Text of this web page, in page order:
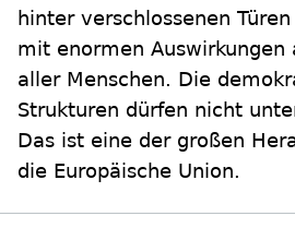
hinter verschlossenen
mit enormen Auswirkungen
aller Menschen. Die
Strukturen dürfen nicht
Das ist eine der großen
die Europäische Union.